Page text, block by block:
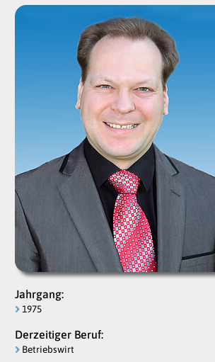
Jahrgang:
1975
Derzeitiger Beruf:
Betriebswirt